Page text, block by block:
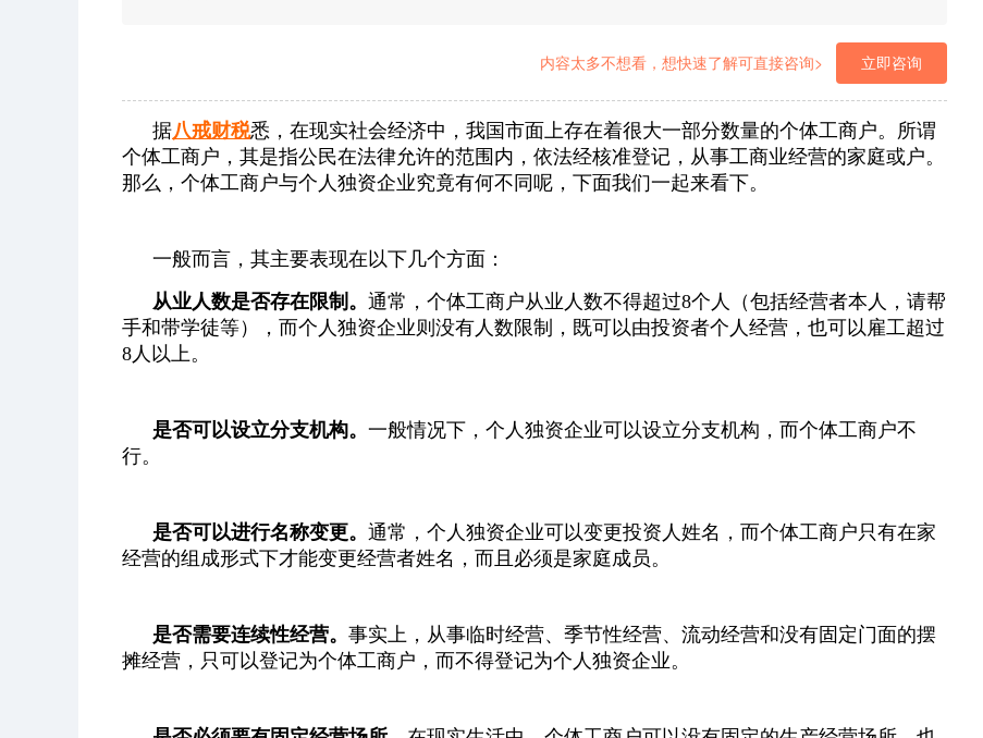
内容太多不想看，想快速了解可直接咨询> 立即咨询
据八戒财税悉，在现实社会经济中，我国市面上存在着很大一部分数量的个体工商户。所谓
个体工商户，其是指公民在法律允许的范围内，依法经核准登记，从事工商业经营的家庭或户。
那么，个体工商户与个人独资企业究竟有何不同呢，下面我们一起来看下。
一般而言，其主要表现在以下几个方面：
从业人数是否存在限制。 通常，个体工商户从业人数不得超过8个人（包括经营者本人，请帮
手和带学徒等），而个人独资企业则没有人数限制，既可以由投资者个人经营，也可以雇工超过
8人以上。
是否可以设立分支机构。 一般情况下，个人独资企业可以设立分支机构，而个体工商户不
行。
是否可以进行名称变更。 通常，个人独资企业可以变更投资人姓名，而个体工商户只有在家
经营的组成形式下才能变更经营者姓名，而且必须是家庭成员。
是否需要连续性经营。 事实上，从事临时经营、季节性经营、流动经营和没有固定门面的摆
摊经营，只可以登记为个体工商户，而不得登记为个人独资企业。